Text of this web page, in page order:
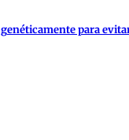
para